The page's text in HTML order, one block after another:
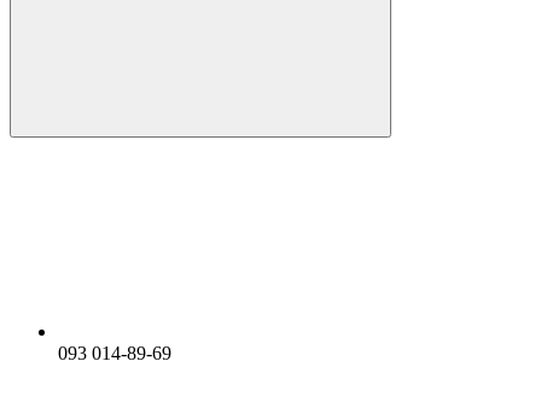
093 014-89-69